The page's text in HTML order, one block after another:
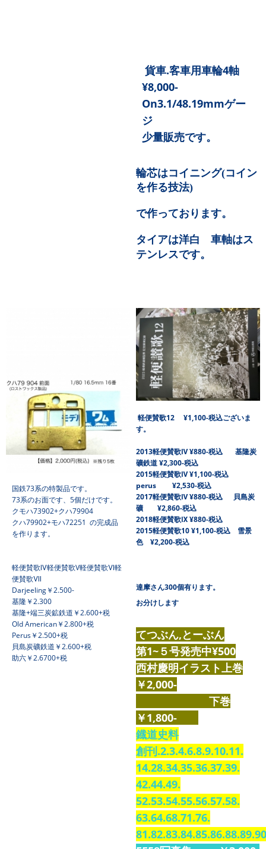
貨車.客車用車輪4軸
¥8,000-
On3.1/48.19mmゲー
ジ
少量販売です。
輪芯はコイニング(コイン
を作る技法)
で作っております。
タイアは洋白 車軸はス
テンレスです。
国鉄73系の特製品です。
73系のお面です、5個だけです。
クモハ73902+クハ79904
クハ79902+モハ72251 の完成品
を作ります。
軽便賛歌Ⅳ軽便賛歌V軽便賛歌Ⅵ軽
便賛歌Ⅶ
Darjeeling￥2.500-
基隆￥2.300
基隆+端三炭鉱鉄道￥2.600+税
Old American￥2.800+税
Perus￥2.500+税
貝島炭礦鉄道￥2.600+税
助六￥2.6700+税
軽便賛歌12 ¥1,100-税込ございま
す。
2013軽便賛歌Ⅳ ¥880-税込 基隆炭
礦鉄道 ¥2,300-税込
2015軽便賛歌Ⅳ ¥1,100-税込
perus ¥2,530-税込
2017軽便賛歌Ⅳ ¥880-税込 貝島炭
礦 ¥2,860-税込
2018軽便賛歌Ⅸ ¥880-税込
2015軽便賛歌10 ¥1,100-税込 雪景
色 ¥2,200-税込
達摩さん300個有ります。
お分けします
てつぶん,とーぶん
第1~５号発売中¥500
西村慶明イラスト上巻
￥2,000-
下巻
￥1,800-
鐡道史料
創刊.2.3.4.6.8.9.10.11.
14.28.34.35.36.37.39.
42.44.49.
52.53.54.55.56.57.58.
63.64.68.71.76.